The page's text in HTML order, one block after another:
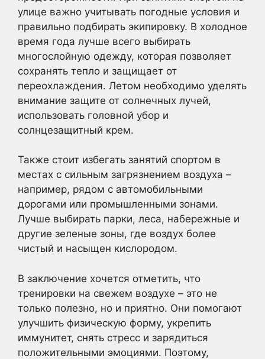
улице важно учитывать погодные условия и
правильно подбирать экипировку. В холодное
время года лучше всего выбирать
многослойную одежду, которая позволяет
сохранять тепло и защищает от
переохлаждения. Летом необходимо уделять
внимание защите от солнечных лучей,
использовать головной убор и
солнцезащитный крем.
Также стоит избегать занятий спортом в
местах с сильным загрязнением воздуха –
например, рядом с автомобильными
дорогами или промышленными зонами.
Лучше выбирать парки, леса, набережные и
другие зеленые зоны, где воздух более
чистый и насыщен кислородом.
В заключение хочется отметить, что
тренировки на свежем воздухе – это не
только полезно, но и приятно. Они помогают
улучшить физическую форму, укрепить
иммунитет, снять стресс и зарядиться
положительными эмоциями. Поэтому,